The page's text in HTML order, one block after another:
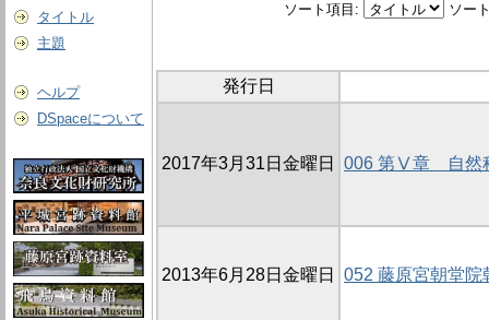
タイトル
主題
ヘルプ
DSpaceについて
ソート項目: ソー
発行日
2017年3月31日金曜日 006 第Ⅴ章 自然
2013年6月28日金曜日 052 藤原宮朝堂院